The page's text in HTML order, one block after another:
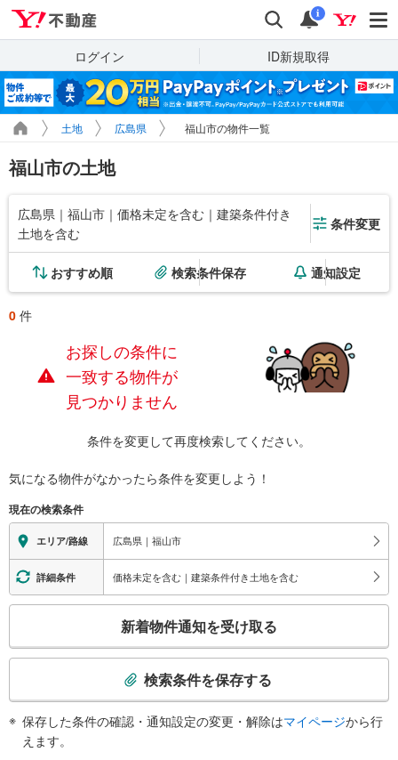
検索 通知
i
ログイン ID新規取得
土地 広島県 福山市の物件一覧
福山市の土地
広島県｜福山市｜価格未定を含む｜建築条件付き
土地を含む
条件変更
おすすめ順 検索条件保存 通知設定
0 件
お探しの条件に
一致する物件が
見つかりません
条件を変更して再度検索してください。
気になる物件がなかったら条件を変更しよう！
現在の検索条件
エリア/路線 広島県｜福山市
詳細条件 価格未定を含む｜建築条件付き土地を含む
検
新着物件通知を受け取る
検索条件を保存する
保存した条件の確認・通知設定の変更・解除はマイページから行
えます。